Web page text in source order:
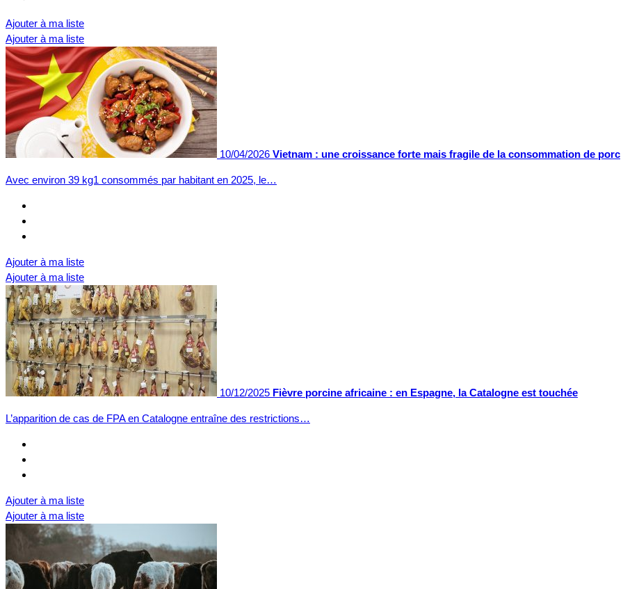
Ajouter à ma liste
Ajouter à ma liste
10/04/2026 Vietnam : une croissance forte mais fragile de la consommation de porc
Avec environ 39 kg1 consommés par habitant en 2025, le…
Ajouter à ma liste
Ajouter à ma liste
10/12/2025 Fièvre porcine africaine : en Espagne, la Catalogne est touchée
L’apparition de cas de FPA en Catalogne entraîne des restrictions…
Ajouter à ma liste
Ajouter à ma liste